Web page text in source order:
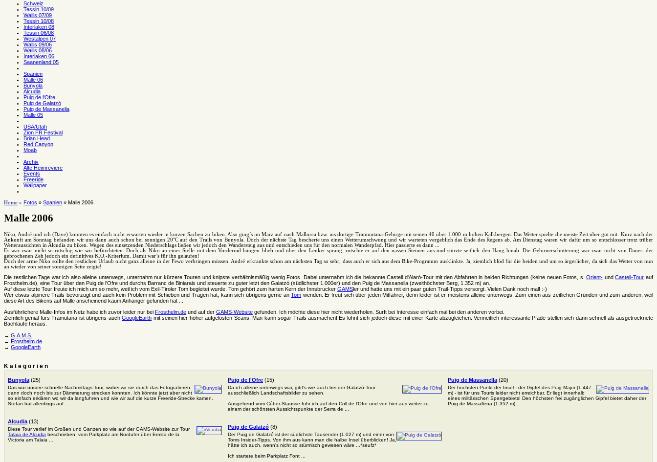
Schweiz
Tessin 10/09
Wallis 07/09
Tessin 10/08
Interlaken 08
Tessin 06/08
Westalpen 07
Wallis 09/06
Wallis 08/06
Interlaken 06
Saanenland 05
Spanien
Malle 06
Bunyola
Alcudia
Puig de l'Ofre
Puig de Galatzó
Puig de Massanella
Malle 05
USA/Utah
Zion FR Festival
Brian Head
Red Canyon
Moab
Archiv
Alte Heimreviere
Events
Freeride
Wallpaper
Home » Fotos » Spanien » Malle 2006
Malle 2006
Niko, André und ich (Dave) konnten es einfach nicht erwarten wieder in kurzen Sachen zu biken. Also ging’s im März auf nach Mallorca bzw. ins dortige Tramuntana-Gebirge mit seinen 40 über 1.000 m hohen Kalkbergen. Das Wetter spielte die meiste Zeit über gut mit. Kurz nach der
Ankunft am Sonntag befanden wir uns dann auch schon bei sonnigen 20°C auf den Trails von Bunyola. Doch der nächste Tag bescherte uns einen Wetterumschwung und wir warteten vergeblich das Ende des Regens ab. Am Dienstag waren wir dafür um so entschlosser trotz trüber
Wetteraussichten in Alcudia zu biken. Wegen des einsetzenden Niederschlags ließen wir jedoch den Wandersteig aus und entschieden uns für den normalen Wanderpfad. Hier passierte es dann ...
Es war zwar nicht so rutschig wie wir befürchteten. Doch als Niko an einer Stelle mit dem Vorderrad hängen blieb und über den Lenker sprang, rutschte er auf den nassen Steinen aus und stürzte seitlich den Hang hinab. Die Gehirnerschütterung war zwar nicht von Dauer, der
gebrochenen Zeh jedoch ein definitives K.O.-Kriterium. Damit war’s für ihn gelaufen!
Doch der arme Niko sollte den restlichen Urlaub nicht ganz alleine in der Fewo verbringen müssen. André erkrankte schon am nächsten Tag so sehr, dass auch er sich aus dem Bike-Programm ausklinkte. Ja, ziemlich blöd für die beiden und um so ärgerlicher, da sich das Wetter von nun
an wieder von seiner sonnigen Seite zeigte!
Die restlichen Tage war ich also alleine unterwegs, unternahm nur kürzere Touren und knipste verhältnismäßig wenig Fotos. Dabei unternahm ich die bekannte Castell d'Alaró-Tour mit den Abfahrten in beiden Richtungen (keine neuen Fotos, s.Orient- undCastell-Tour auf
Frosthelm.de), eine Tour über den Puig de l'Ofre und durchs Barranc de Biniaraix und steuerte zu guter letzt den Galatzó (südlichster 1.000er) und den Puig de Massanella (zweithöchster Berg, 1.352 m) an.
Auf diese letzte Tour freute ich mich um so mehr, weil ich vom Exil-Tiroler Tom begleitet wurde. Tom gehört zum harten Kern der Innsbrucker GAMSler und hatte uns mit ein paar guten Trail-Tipps versorgt. Vielen Dank noch mal! :-)
Wer etwas alpinere Trails bevorzugt und auch kein Problem mit Schieben und Tragen hat, kann sich übrigens gerne anTom wenden. Er freut sich über jeden Mitfahrer, denn leider ist er meistens alleine unterwegs. Zum einen aus zeitlichen Gründen und zum anderen, weil
diese Art des Bikens auf Malle anscheinend kaum Anhänger gefunden hat ...
Ausführlichere Malle-Infos im Netz habe ich zuvor leider nur bei Frosthelm.de und auf der GAMS-Website gefunden. Ich möchte diese hier nicht wiederholen. Surft bei Interesse einfach mal bei den anderen vorbei.
Ziemlich genial fürs Tramutana ist übrigens auchGoogleEarth mit seinen hier höher aufgelösten Scans. Man kann sogar Trails ausmachen! Es lohnt sich jedoch diese mit einer Karte abzugleichen. Vermeitlich interessante Pfade stellen sich dann schnell als ausgetrocknete
Bachläufe heraus.
→ G.A.M.S.
→ Frosthelm.de
→ GoogleEarth
Kategorien
Bunyola (25)
Das war unsere schnelle Nachmittags-Tour, wobei wir sie durch das Fotografieren
dann doch noch bis zur Dämmerung strecken konnten. Ich könnte jetzt aber nicht
so einfach erklären wo wir da langfuhren und wie wir auf die kurze Freeride-Strecke kamen.
Stefan hat allerdings auf ...
Alcudia (13)
Diese Tour verlief im Großen und Ganzen so wie auf der GAMS-Website zur Tour
Talaia de Alcudia beschrieben, vom Parkplatz am Nordufer über Ermita de la
Victoria am Talaia ...
Puig de l'Ofre (15)
Da ich alleine unterwegs war, gibt's wie auch bei der Galatzó-Tour
ausschließlich Landschaftsbilder zu sehen.
Ausgehend vom Cúber-Stausse fuhr ich auf den Coll de l'Ofre und von hier aus weiter zu
einem der schönsten Aussichtspunkte der Serra de ...
Puig de Galatzó (8)
Der Puig de Galatzó ist der südlichste Tausender (1.027 m) und einer von
Toms Insider-Tipps. Von ihm aus kann man die halbe Insel überblicken! Ja,
hätte ich auch, wenn's nicht so stürmisch gewesen wäre ...*seufz*
Ich startete beim Parkplatz Font ...
Puig de Massanella (20)
Der höchsten Punkt der Insel - der Gipfel des Puig Major (1.447
m) - ist für uns Touris leider nicht erreichbar. Er liegt innerhalb
eines militärischen Sperrgebiets! Den höchsten frei zugänglichen Gipfel bietet daher der
Puig de Massallena.(1.352 m) ...